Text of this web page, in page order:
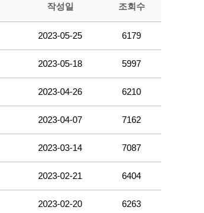
작성일 조회수
2023-05-25 6179
2023-05-18 5997
2023-04-26 6210
2023-04-07 7162
2023-03-14 7087
2023-02-21 6404
2023-02-20 6263